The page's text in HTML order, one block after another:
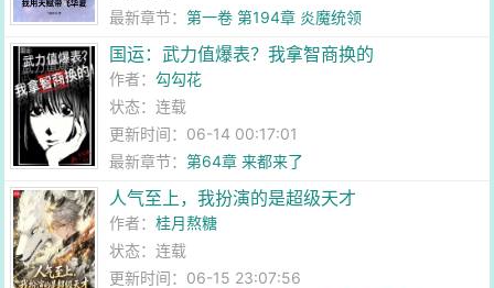
最新章节：第一卷 第194章 炎魔统领
国运：武力值爆表？我拿智商换的
作者：勾勾花
状态：连载
更新时间：06-14 00:17:01
最新章节：第64章 来都来了
人气至上，我扮演的是超级天才
作者：桂月熬糖
状态：连载
更新时间：06-15 23:07:56